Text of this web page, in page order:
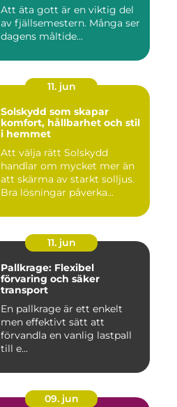
Att äta gott är en viktig del
av fjällsemestern. Många ser
dagens måltide...
11. jun
Solskydd som skapar
komfort, hållbarhet och stil
i hemmet
Att välja rätt Solskydd
handlar om mycket mer än
att skärma av starkt solljus.
Bra lösningar påverka...
11. jun
Pallkrage: Flexibel
förvaring och säker
transport
En pallkrage är ett enkelt
men effektivt sätt att
förvandla en vanlig lastpall
till e...
09. jun